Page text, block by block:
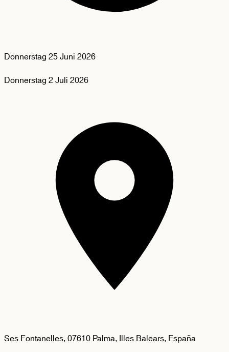
Donnerstag25 Juni 2026
Donnerstag2 Juli 2026
Ses Fontanelles, 07610 Palma, Illes Balears, España